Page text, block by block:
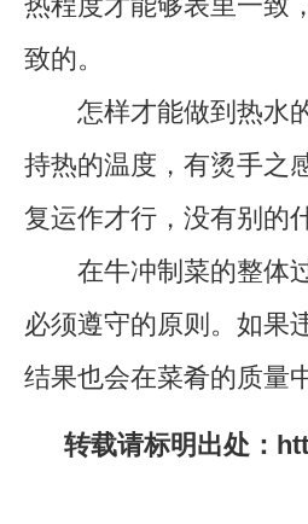
致的。
怎样才能做到热水的
持热的温度，有烫手之
复运作才行，没有别的
在牛冲制菜的整体过
必须遵守的原则。如果
结果也会在菜肴的质量
转载请标明出处：